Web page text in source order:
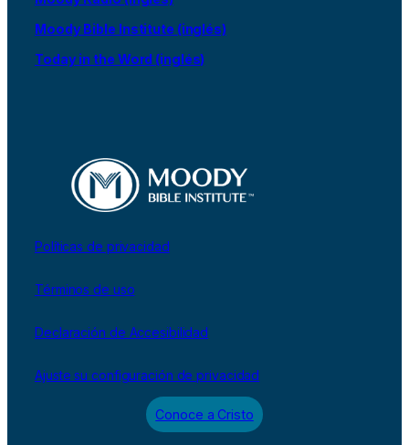
Moody Bible Institute (inglés)
Today in the Word (inglés)
Políticas de privacidad
Términos de uso
Declaración de Accesibilidad
Ajuste su configuración de privacidad
Conoce a Cristo